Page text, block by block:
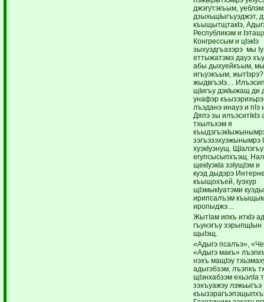
джэгутэкъым,
дзыхьщIыгъуэджэт,
къыщытщтакIэ,
Республикэм и
Конгрессым и цIэкIэ
зыхуэдгъазэрэ мы
еттыжатэмэ дауэ
абы дыхуейкъым,
игъуэкъым,
жыдвгъэIэ…
щIигъу дэкIыжащ ди
унафэр
лъэданэ инауэ и пIэ
Дяпэ зы илъэситIкIэ
тхылъхэм я
зэгъэзэхуэжынымрэ
хуэкIуэнущ.
егупсысыпхъэщ.
щекIуэкIа
куэд дыдэрэ
къыщохъей, Iуэхур
щIэмыкIуатэми
ирипсалъэм
иропыджэ…
ЖытIам ипкъ иткIэ
гъунэгъу зэрыпщIын
щыIэщ.
«Адыгэ псалъэ»,
«Адыгэ макъ»
нэхъ мащIэу
адыгэбзэм, лъэпкъ
щIэнхабзэм ехьэлIа
зэхъуажэу лэжьыгъэ